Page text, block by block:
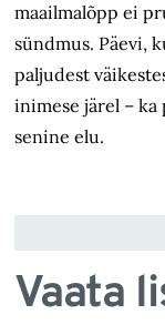
maailmalõpp ei
sündmus. Päevi,
paljudest
inimese järel – ka
senine elu.
Vaata